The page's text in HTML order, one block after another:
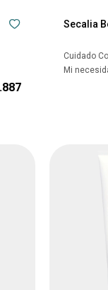
Secalia
Cuidado
Mi